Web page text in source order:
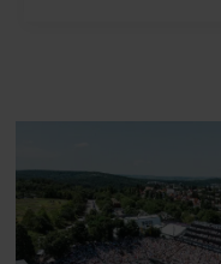
blevet
fortællerens
arv, angst,
at miste